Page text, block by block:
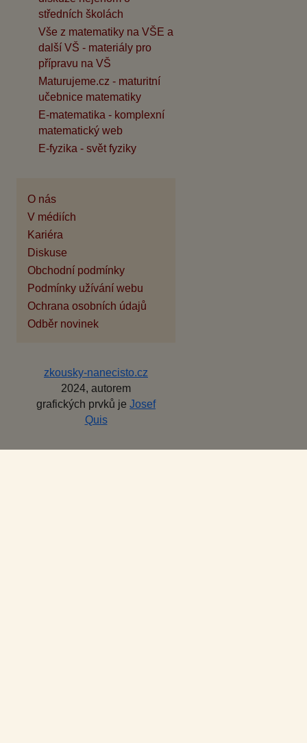
středních školách
Vše z matematiky na VŠE a
další VŠ - materiály pro
přípravu na VŠ
Maturujeme.cz - maturitní
učebnice matematiky
E-matematika - komplexní
matematický web
E-fyzika - svět fyziky
O nás
V médiích
Kariéra
Diskuse
Obchodní podmínky
Podmínky užívání webu
Ochrana osobních údajů
Odběr novinek
zkousky-nanecisto.cz
2024, autorem
grafických prvků je Josef
Quis